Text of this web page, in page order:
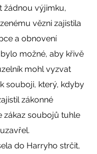
žádnou výjimku,
vězni zajistila
a obnovení
možné, aby křivě
mohl vyzvat
souboji, který, kdyby
zákonné
zákaz soubojů tuhle